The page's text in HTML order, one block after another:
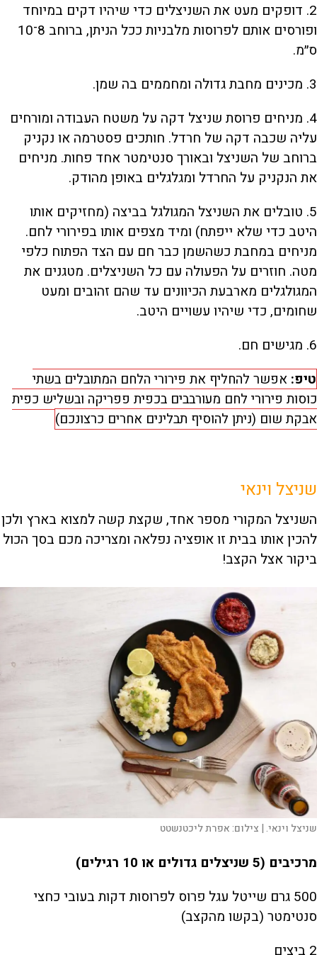
2. דופקים מעט את השניצלים כדי שיהיו דקים במיוחד
ופורסים אותם לפרוסות מלבניות ככל הניתן, ברוחב 8־10
ס״מ.
3. מכינים מחבת גדולה ומחממים בה שמן.
4. מניחים פרוסת שניצל דקה על משטח העבודה ומורחים
עליה שכבה דקה של חרדל. חותכים פסטרמה או נקניק
ברוחב של השניצל ובאורך סנטימטר אחד פחות. מניחים
את הנקניק על החרדל ומגלגלים באופן מהודק.
5. טובלים את השניצל המגולגל בביצה (מחזיקים אותו
היטב כדי שלא ייפתח) ומיד מצפים אותו בפירורי לחם.
מניחים במחבת כשהשמן כבר חם עם הצד הפתוח כלפי
מטה. חוזרים על הפעולה עם כל השניצלים. מטגנים את
המגולגלים מארבעת הכיוונים עד שהם זהובים ומעט
שחומים, כדי שיהיו עשויים היטב.
6. מגישים חם.
טיפ: אפשר להחליף את פירורי הלחם המתובלים בשתי
כוסות פירורי לחם מעורבבים בכפית פפריקה ובשליש כפית
אבקת שום (ניתן להוסיף תבלינים אחרים כרצונכם)
שניצל וינאי
השניצל המקורי מספר אחד, שקצת קשה למצוא בארץ ולכן
להכין אותו בבית זו אופציה נפלאה ומצריכה מכם בסך הכול
ביקור אצל הקצב!
שניצל וינאי. | צילום:אפרת ליכטנשטט
מרכיבים (5 שניצלים גדולים או 10 רגילים)
500 גרם שייטל עגל פרוס לפרוסות דקות בעובי כחצי
סנטימטר (בקשו מהקצב)
2 ביצים